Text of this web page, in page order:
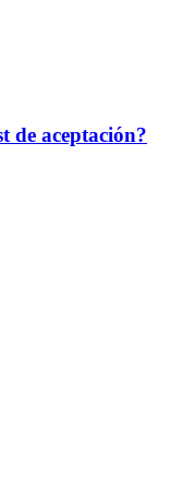
de aceptación?